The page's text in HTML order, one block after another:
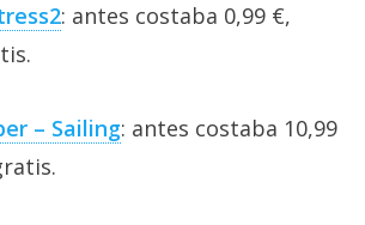
: antes costaba 0,99 €,
– Sailing: antes costaba 10,99